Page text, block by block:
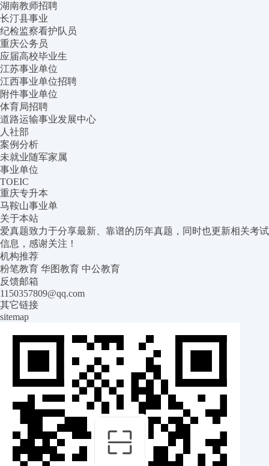
湖南教师招聘
长汀县事业
纪检监察看护队员
重庆公务员
应届高校毕业生
江苏事业单位
江西事业单位招聘
附件事业单位
体育局招聘
道路运输事业发展中心
人社部
案例分析
未就业随军家属
事业单位
TOEIC
重庆专升本
马鞍山事业单
关于本站
爱真题致力于分享最新、靠谱的历年真题，同时也更新相关考试
信息，感谢关注！
机构推荐
粉笔教育 华图教育 中公教育
反馈邮箱
1150357809@qq.com
其它链接
sitemap